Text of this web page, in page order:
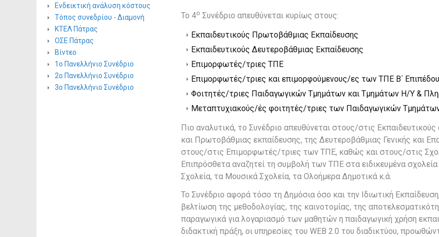
Ενδεικτική ανάλυση κόστους
Τόπος συνεδρίου - Διαμονή
ΚΤΕΛ Πάτρας
ΟΣΕ Πάτρας
Βίντεο
1ο Πανελλήνιο Συνέδριο
2ο Πανελλήνιο Συνέδριο
3ο Πανελλήνιο Συνέδριο
Το 4ο Συνέδριο απευθύνεται κυρίως στους:
Εκπαιδευτικούς Πρωτοβάθμιας Εκπαίδευσης
Εκπαιδευτικούς Δευτεροβάθμιας Εκπαίδευσης
Επιμορφωτές/τριες ΤΠΕ
Επιμορφωτές/τριες και επιμορφούμενους/ες των ΤΠΕ Β΄
Φοιτητές/τριες Παιδαγωγικών Τμημάτων και Τμημάτων Η/Υ &
Μεταπτυχιακούς/ές φοιτητές/τριες των Παιδαγωγικών
Πιο αναλυτικά, το Συνέδριο απευθύνεται στους/στις
και Πρωτοβάθμιας εκπαίδευσης, της Δευτεροβάθμιας Γενικής και
στους/στις Επιμορφωτές/τριες των ΤΠΕ, καθώς και στους/στις
Επιπρόσθετα αναζητεί τη συμβολή των ΤΠΕ στα ειδικευμένα
Σχολεία, τα Μουσικά Σχολεία, τα Ολοήμερα Δημοτικά κ.ά.
Το Συνέδριο αφορά τόσο τη Δημόσια όσο και την Ιδιωτική
βελτίωση της μεθοδολογίας, της καινοτομίας, της
παραγωγικά για λογαριασμό των μαθητών η παιδαγωγική χρήση
διδακτική πράξη, οι υπηρεσίες του WEB 2.0 του διαδικτύου,